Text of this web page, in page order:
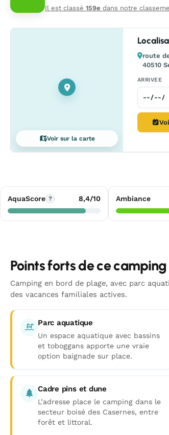
Il est classé 159e dans notre
Voir sur la carte
route
40510
ARRIVEE
AquaScore ? 8,4/10 Ambiance
Points forts de ce camping
Camping en bord de plage, avec parc
des vacances familiales actives.
Parc aquatique
Un espace aquatique avec bassins
et toboggans apporte une vraie
option baignade sur place.
Cadre pins et dune
L’adresse place le camping dans le
secteur boisé des Casernes, entre
forêt et littoral.